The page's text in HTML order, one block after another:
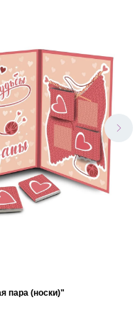
пара (носки)"